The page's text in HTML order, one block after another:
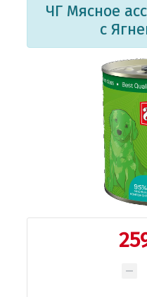
ЧГ Мясное
с